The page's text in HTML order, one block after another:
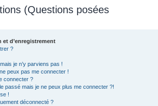
(Questions posées
et d’enregistrement
?
je n’y parviens pas !
peux pas me connecter !
connecter ?
passé mais je ne peux plus me connecter ?!
!
déconnecté ?